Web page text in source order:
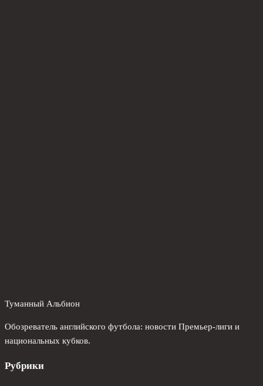
Туманный Альбион
Обозреватель английского футбола: новости Премьер-лиги и
национальных кубков.
Рубрики